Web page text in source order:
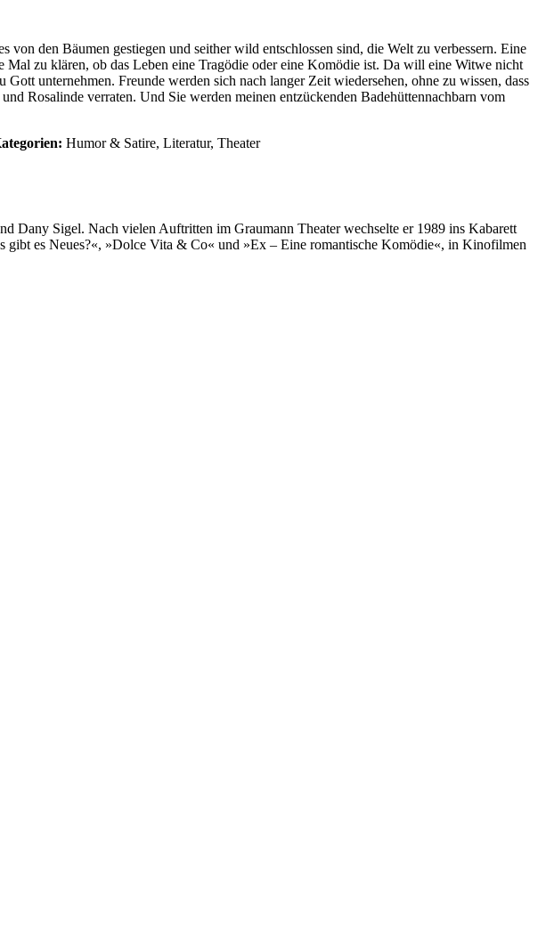
den Bäumen gestiegen und seither wild entschlossen sind, die Welt zu verbessern. Eine
zu klären, ob das Leben eine Tragödie oder eine Komödie ist. Da will eine Witwe nicht
unternehmen. Freunde werden sich nach langer Zeit wiedersehen, ohne zu wissen, dass
Rosalinde verraten. Und Sie werden meinen entzückenden Badehüttennachbarn vom
Humor & Satire, Literatur, Theater
Dany Sigel. Nach vielen Auftritten im Graumann Theater wechselte er 1989 ins Kabarett
es Neues?«, »Dolce Vita & Co« und »Ex – Eine romantische Komödie«, in Kinofilmen